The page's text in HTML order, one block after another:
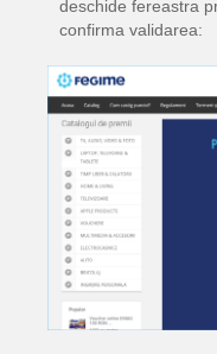
deschide fereastra
confirma validarea: